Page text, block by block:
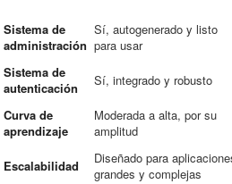
Sistema de
administración
Sí, autogenerado y listo
para usar
Sistema de
autenticación
Sí, integrado y robusto
Curva de
aprendizaje
Moderada a alta, por su
amplitud
Escalabilidad
Diseñado para
grandes y complejas